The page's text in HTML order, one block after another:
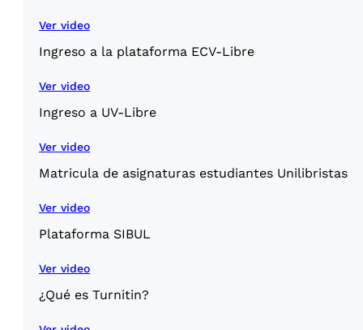
Ver video
Ingreso a la plataforma ECV-Libre
Ver video
Ingreso a UV-Libre
Ver video
Matricula de asignaturas estudiantes Unilibristas
Ver video
Plataforma SIBUL
Ver video
¿Qué es Turnitin?